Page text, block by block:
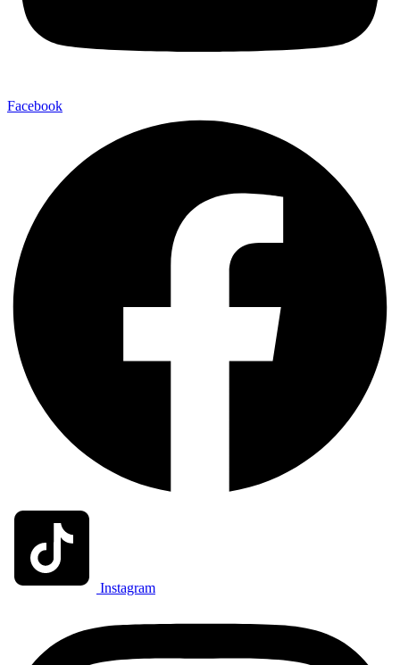
Facebook
Instagram